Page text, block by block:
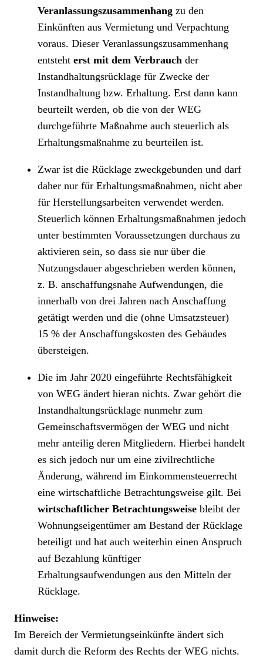
Veranlassungszusammenhang zu den
Einkünften aus Vermietung und Verpachtung
voraus. Dieser Veranlassungszusammenhang
entsteht erst mit dem Verbrauch der
Instandhaltungsrücklage für Zwecke der
Instandhaltung bzw. Erhaltung. Erst dann kann
beurteilt werden, ob die von der WEG
durchgeführte Maßnahme auch steuerlich als
Erhaltungsmaßnahme zu beurteilen ist.
Zwar ist die Rücklage zweckgebunden und darf
daher nur für Erhaltungsmaßnahmen, nicht aber
für Herstellungsarbeiten verwendet werden.
Steuerlich können Erhaltungsmaßnahmen jedoch
unter bestimmten Voraussetzungen durchaus zu
aktivieren sein, so dass sie nur über die
Nutzungsdauer abgeschrieben werden können,
z. B. anschaffungsnahe Aufwendungen, die
innerhalb von drei Jahren nach Anschaffung
getätigt werden und die (ohne Umsatzsteuer)
15 % der Anschaffungskosten des Gebäudes
übersteigen.
Die im Jahr 2020 eingeführte Rechtsfähigkeit
von WEG ändert hieran nichts. Zwar gehört die
Instandhaltungsrücklage nunmehr zum
Gemeinschaftsvermögen der WEG und nicht
mehr anteilig deren Mitgliedern. Hierbei handelt
es sich jedoch nur um eine zivilrechtliche
Änderung, während im Einkommensteuerrecht
eine wirtschaftliche Betrachtungsweise gilt. Bei
wirtschaftlicher Betrachtungsweise bleibt der
Wohnungseigentümer am Bestand der Rücklage
beteiligt und hat auch weiterhin einen Anspruch
auf Bezahlung künftiger
Erhaltungsaufwendungen aus den Mitteln der
Rücklage.
Hinweise:
Im Bereich der Vermietungseinkünfte ändert sich
damit durch die Reform des Rechts der WEG nichts.